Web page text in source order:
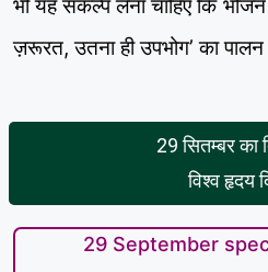
भी यह संकल्प लेना चाहिए कि
ज़रूरत, उतना ही उपभोग’ का
29 सितम्बर का
विश्व हृदय
29 September